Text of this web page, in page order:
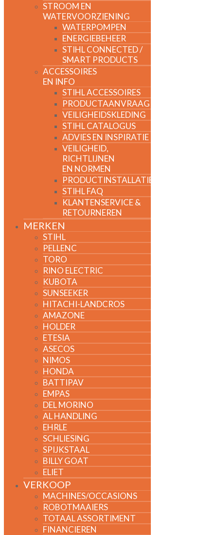
STROOM EN
WATERVOORZIENING
WATERPOMPEN
ENERGIEBEHEER
STIHL CONNECTED /
SMART PRODUCTS
ACCESSOIRES
EN INFO
STIHL ACCESSOIRES
PRODUCTAANVRAAG
VEILIGHEIDSKLEDING
STIHL CATALOGUS
ADVIES EN INSPIRATIE
VEILIGHEID,
RICHTLIJNEN
EN NORMEN
PRODUCTINSTALLATIE
STIHL FAQ
KLANTENSERVICE &
RETOURNEREN
MERKEN
STIHL
PELLENC
TORO
RINO ELECTRIC
KUBOTA
SUNSEEKER
HITACHI-LANDCROS
AMAZONE
HOLDER
ETESIA
ASECOS
NIMOS
HONDA
BATTIPAV
EMPAS
DEL MORINO
AL HANDLING
EHRLE
SCHLIESING
SPIJKSTAAL
BILLY GOAT
ELIET
VERKOOP
MACHINES/OCCASIONS
ROBOTMAAIERS
TOTAAL ASSORTIMENT
FINANCIEREN